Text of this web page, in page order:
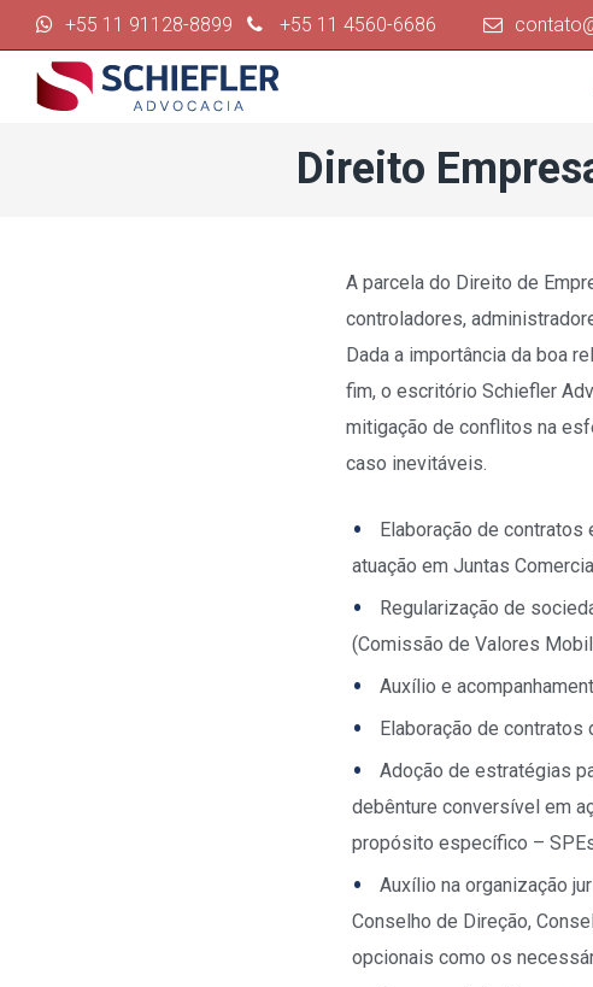
+55 11 91128-8899 +55 11 4560-6686
Direito
A parcela do Direito de
controladores,
Dada a importância da boa
fim, o escritório Schiefler
mitigação de conflitos na
caso inevitáveis.
Elaboração de
atuação em Juntas
Regularização de
(Comissão de Valores
Auxílio e
Elaboração de
Adoção de estratégias
debênture conversível em
propósito específico –
Auxílio na organização
Conselho de Direção,
opcionais como os